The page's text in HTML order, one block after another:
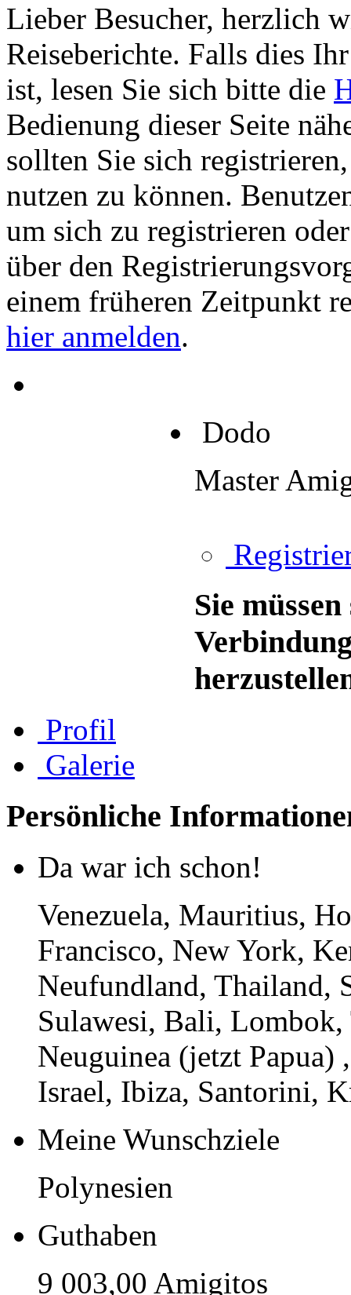
Lieber Besucher, herzlich
Reiseberichte. Falls dies
ist, lesen Sie sich bitte die
Bedienung dieser Seite
sollten Sie sich
nutzen zu können.
um sich zu registrieren
über den
einem früheren Zeitpunkt
hier anmelden.
Dodo
Master
Sie
Profil
Galerie
Persönliche
Da war ich schon!
Venezuela, Mauritius,
Francisco, New York,
Neufundland, Thailand,
Sulawesi, Bali,
Neuguinea (jetzt
Israel, Ibiza, Santorini,
Meine Wunschziele
Polynesien
Guthaben
9 003,00 Amigitos